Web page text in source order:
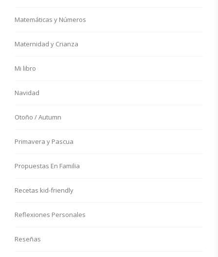
Matemáticas y Números
Maternidad y Crianza
Mi libro
Navidad
Otoño / Autumn
Primavera y Pascua
Propuestas En Familia
Recetas kid-friendly
Reflexiones Personales
Reseñas